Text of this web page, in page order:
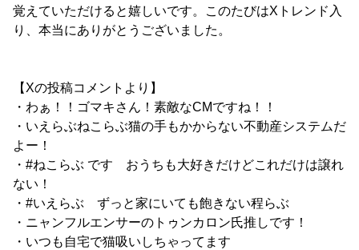
覚えていただけると嬉しいです。このたびはXトレンド入
り、本当にありがとうございました。
【Xの投稿コメントより】
・わぁ！！ゴマキさん！素敵なCMですね！！
・いえらぶねこらぶ猫の手もかからない不動産システムだ
よー！
・#ねこらぶ です おうちも大好きだけどこれだけは譲れ
ない！
・#いえらぶ ずっと家にいても飽きない程らぶ
・ニャンフルエンサーのトゥンカロン氏推しです！
・いつも自宅で猫吸いしちゃってます